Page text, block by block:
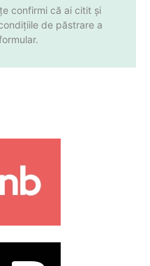
confirmi că ai citit și
de păstrare a